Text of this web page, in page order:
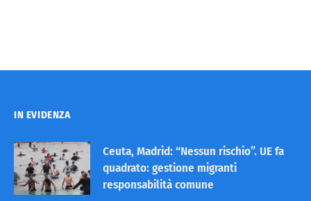
IN EVIDENZA
Ceuta, Madrid: “Nessun rischio”. UE fa
quadrato: gestione migranti
responsabilità comune